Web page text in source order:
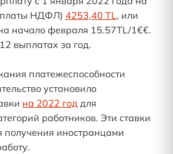
НДФЛ) 4253,40 TL, или
начало февраля 15.57TL/1€€.
выплатах за год.
платежеспособности
установило
на 2022 год для
работников. Эти ставки
получения иностранцами